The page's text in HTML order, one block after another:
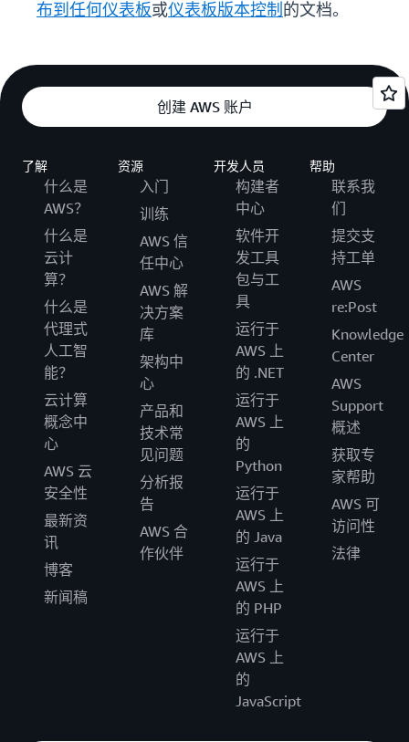
布到任何仪表板或仪表板版本控制 的文档。
创建 AWS 账户
了解
什么是
AWS？
什么是
云计
算？
什么是
代理式
人工智
能？
云计算
概念中
心
AWS 云
安全性
最新资
讯
博客
新闻稿
资源
入门
训练
AWS 信
任中心
AWS 解
决方案
库
架构中
心
产品和
技术常
见问题
分析报
告
AWS 合
作伙伴
开发人员
构建者
中心
软件开
发工具
包与工
具
运行于
AWS 上
的 .NET
运行于
AWS 上
的
Python
运行于
AWS 上
的 Java
运行于
AWS 上
的 PHP
运行于
AWS 上
的
JavaScript
帮助
联系我
们
提交支
持工单
AWS
re:Post
Knowledge
Center
AWS
Support
概述
获取专
家帮助
AWS 可
访问性
法律